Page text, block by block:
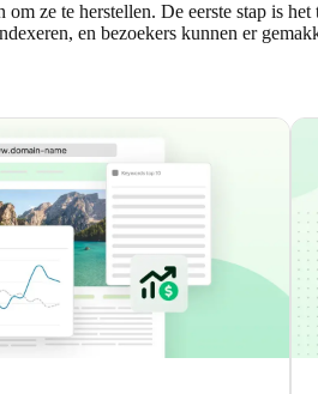
ze te herstellen. De eerste stap is
en bezoekers kunnen er